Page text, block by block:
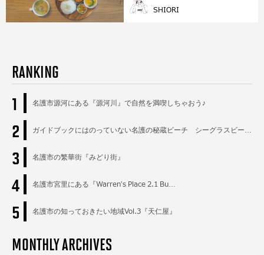
SHIORI
RANKING
1 名護市源河にある『源河川』で自然を満喫しちゃおう♪
2 ガイドブックにはのっていない名護の秘蔵ビーチ シーグラスビー…
3 名護市の繁華街『みどり街』
4 名護市宮里にある『Warren’s Place 2.1 Bu…
5 名護市の知っておきたい地域Vol.3『天仁屋』
MONTHLY ARCHIVES